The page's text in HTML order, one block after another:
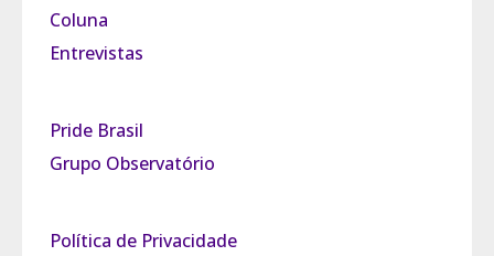
Coluna
Entrevistas
Pride Brasil
Grupo Observatório
Política de Privacidade